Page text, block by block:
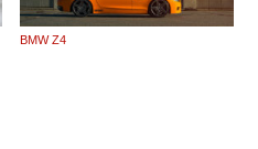
BMW Z4